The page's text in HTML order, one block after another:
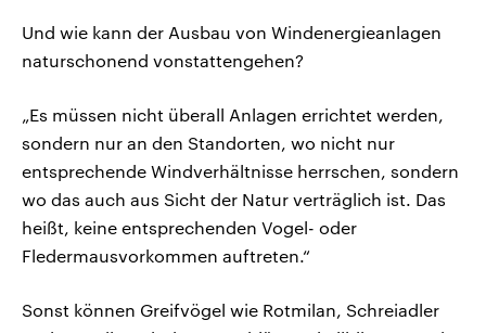
Und wie kann der Ausbau von Windenergieanlagen
naturschonend vonstattengehen?
„Es müssen nicht überall Anlagen errichtet werden,
sondern nur an den Standorten, wo nicht nur
entsprechende Windverhältnisse herrschen, sondern
wo das auch aus Sicht der Natur verträglich ist. Das
heißt, keine entsprechenden Vogel- oder
Fledermausvorkommen auftreten.“
Sonst können Greifvögel wie Rotmilan, Schreiadler